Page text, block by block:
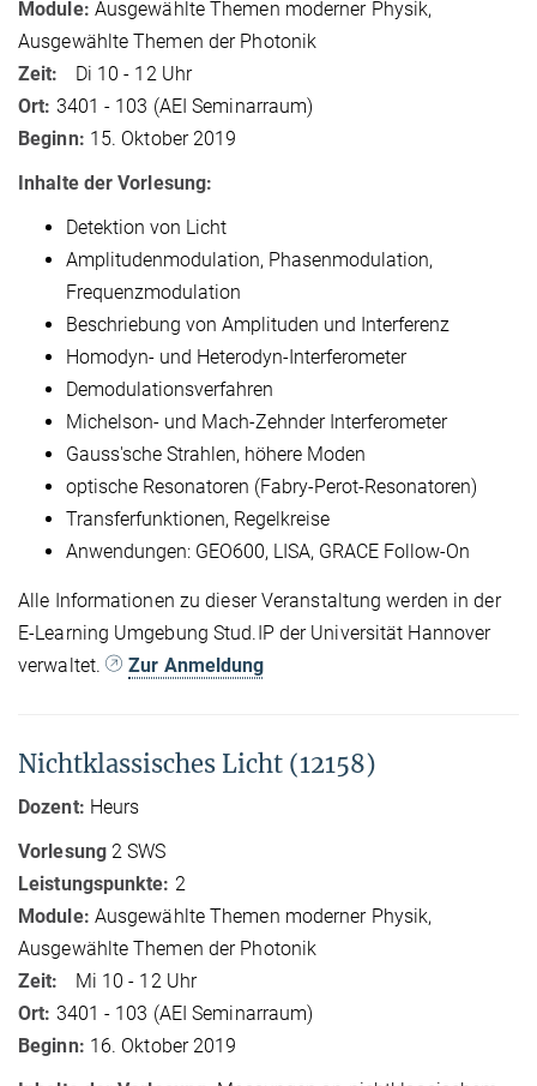
Module: Ausgewählte Themen moderner Physik,
Ausgewählte Themen der Photonik
Zeit: Di 10 - 12 Uhr
Ort: 3401 - 103 (AEI Seminarraum)
Beginn: 15. Oktober 2019
Inhalte der Vorlesung:
Detektion von Licht
Amplitudenmodulation, Phasenmodulation,
Frequenzmodulation
Beschriebung von Amplituden und Interferenz
Homodyn- und Heterodyn-Interferometer
Demodulationsverfahren
Michelson- und Mach-Zehnder Interferometer
Gauss'sche Strahlen, höhere Moden
optische Resonatoren (Fabry-Perot-Resonatoren)
Transferfunktionen, Regelkreise
Anwendungen: GEO600, LISA, GRACE Follow-On
Alle Informationen zu dieser Veranstaltung werden in der
E-Learning Umgebung Stud.IP der Universität Hannover
verwaltet.
Zur Anmeldung
Nichtklassisches Licht (12158)
Dozent: Heurs
Vorlesung2 SWS
Leistungspunkte: 2
Module: Ausgewählte Themen moderner Physik,
Ausgewählte Themen der Photonik
Zeit: Mi 10 - 12 Uhr
Ort: 3401 - 103 (AEI Seminarraum)
Beginn: 16. Oktober 2019